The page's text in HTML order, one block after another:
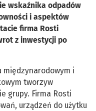
wskaźnika odpadów
i aspektów
firma Rosti
z inwestycji po
międzynarodowym i
tworzyw
grupy. Firma Rosti
urządzeń do użytku